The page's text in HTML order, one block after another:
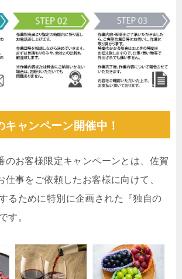
キャンペーン開催中！
のお客様限定キャンペーンとは、佐賀
仕事をご依頼したお客様に向けて、
るために特別に企画された『独自の
す。